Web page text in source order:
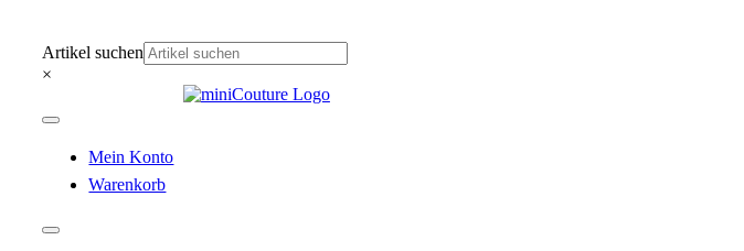
springenArtikel suchen
×
Toggle
Mein Konto
Warenkorb
Toggle